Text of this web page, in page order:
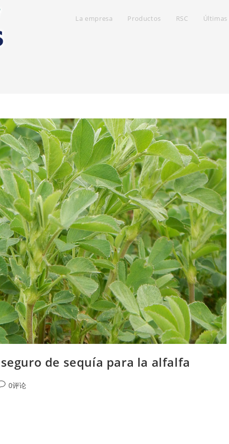
La empresa Productos RSC
de sequía para la alfalfa
0评论